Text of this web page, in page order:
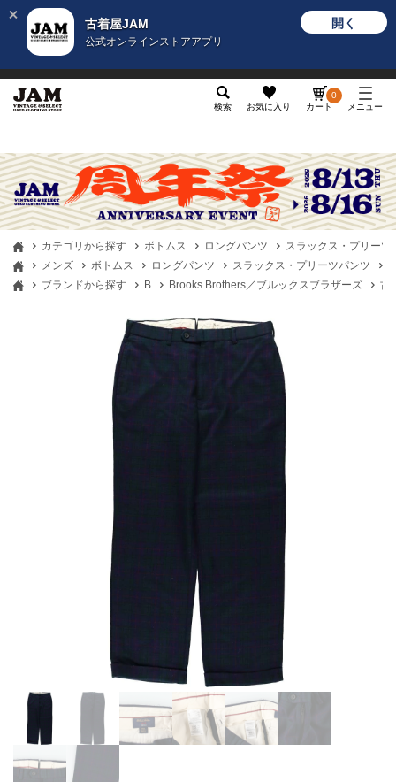
古着屋JAM
公式オンラインストアアプリ
開く
検索 お気に入り カート
0
メニュー
カテゴリから探す ボトムス ロングパンツ
スラックス・プリーツ
メンズ
ボトムス ロングパンツ スラックス・プリーツパンツ
ブランドから探す
B Brooks Brothers／ブルックスブラザーズ 古